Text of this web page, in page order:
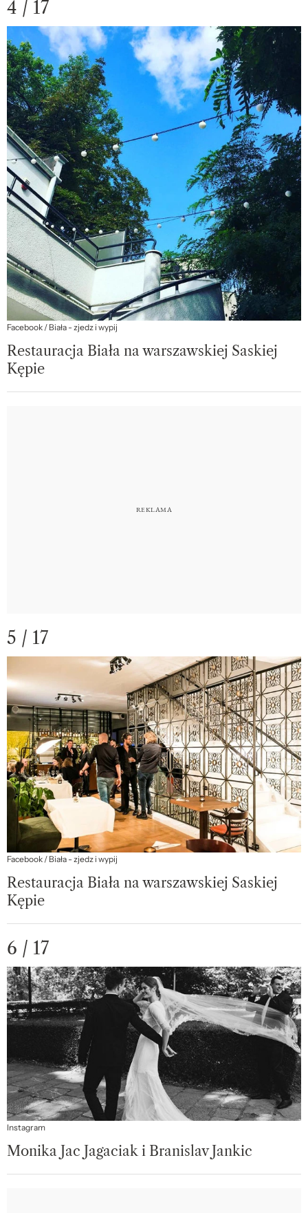
4 / 17
Facebook / Biała - zjedz i wypij
Restauracja Biała na warszawskiej Saskiej
Kępie
5 / 17
Facebook / Biała - zjedz i wypij
Restauracja Biała na warszawskiej Saskiej
Kępie
6 / 17
Instagram
Monika Jac Jagaciak i Branislav Jankic